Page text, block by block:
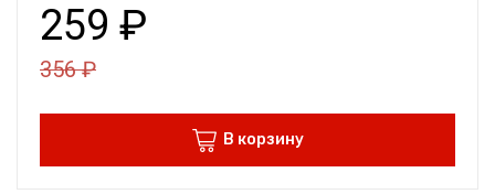
259 ₽
356₽
В корзину